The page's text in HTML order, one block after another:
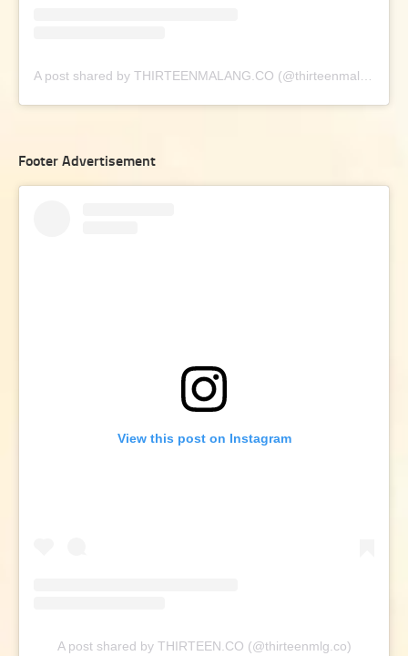
Footer Advertisement
View this post on Instagram
A post shared by THIRTEEN.CO (@thirteenmlg.co)